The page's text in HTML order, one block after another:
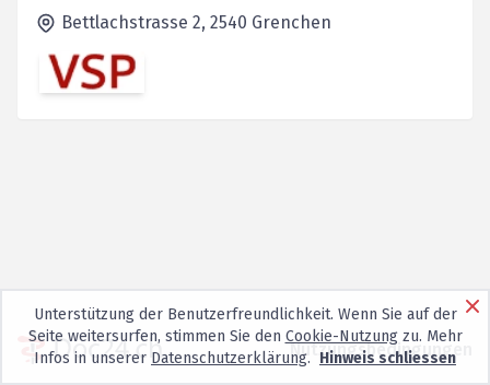
Bettlachstrasse 2, 2540 Grenchen
Nutzungsbedingungen
Unterstützung der Benutzerfreundlichkeit. Wenn Sie auf der
Seite weitersurfen, stimmen Sie den Cookie-Nutzungzu. Mehr
Infos in unserer Datenschutzerklärung. Hinweis schliessen